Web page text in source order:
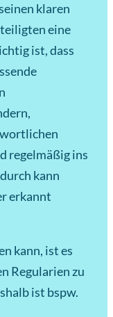
klaren
eine
ist, dass
regelmäßig ins
kann
erkannt
kann, ist es
Regularien zu
ist bspw.